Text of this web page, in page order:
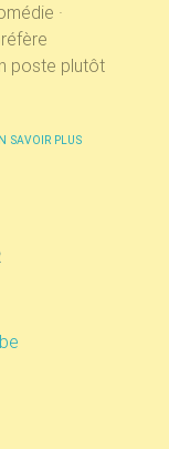
·
poste plutôt
SAVOIR PLUS